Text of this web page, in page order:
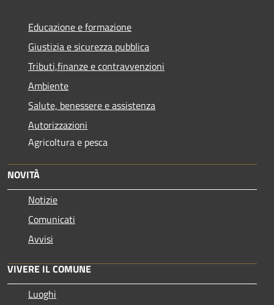
Educazione e formazione
Giustizia e sicurezza pubblica
Tributi,finanze e contravvenzioni
Ambiente
Salute, benessere e assistenza
Autorizzazioni
Agricoltura e pesca
NOVITÀ
Notizie
Comunicati
Avvisi
VIVERE IL COMUNE
Luoghi